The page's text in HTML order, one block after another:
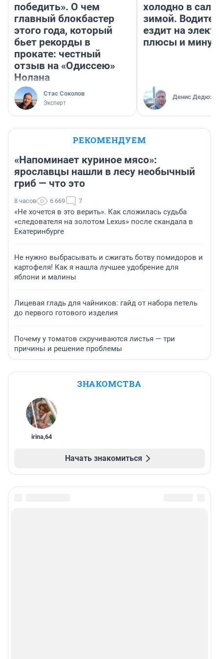
победить». О чем
главный блокбастер
этого года, который
бьет рекорды в
прокате: честный
отзыв на «Одиссею»
Нолана
Стас Соколов
Эксперт
холодно в
зимой.
ездит на
плюсы и
Денис
РЕКОМЕНДУЕМ
«Напоминает куриное мясо»:
ярославцы нашли в лесу необычный
гриб — что это
8 часов 6 669 7
«Не хочется в это верить». Как сложилась судьба
«следователя на золотом Lexus» после скандала в
Екатеринбурге
Не нужно выбрасывать и сжигать ботву помидоров и
картофеля! Как я нашла лучшее удобрение для
яблони и малины
Лицевая гладь для чайников: гайд от набора петель
до первого готового изделия
Почему у томатов скручиваются листья — три
причины и решение проблемы
ЗНАКОМСТВА
irina,64
Начать знакомиться